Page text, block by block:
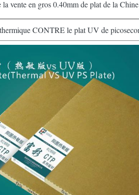
vente en gros 0.40mm de plat de la
CONTRE le plat UV de